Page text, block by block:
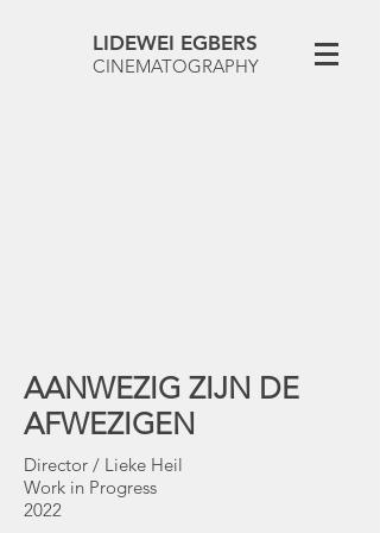
LIDEWEI EGBERS
CINEMATOGRAPHY
AANWEZIG ZIJN DE
AFWEZIGEN
Director / Lieke Heil
Work in Progress
2022